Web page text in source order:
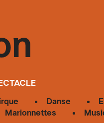
Danse
Marionnettes